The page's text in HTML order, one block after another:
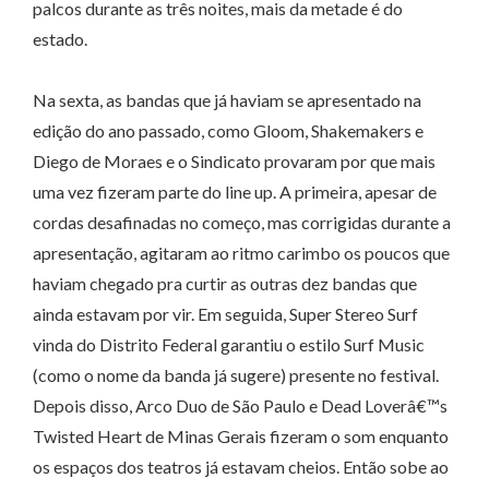
palcos durante as três noites, mais da metade é do
estado.
Na sexta, as bandas que já haviam se apresentado na
edição do ano passado, como Gloom, Shakemakers e
Diego de Moraes e o Sindicato provaram por que mais
uma vez fizeram parte do line up. A primeira, apesar de
cordas desafinadas no começo, mas corrigidas durante a
apresentação, agitaram ao ritmo carimbo os poucos que
haviam chegado pra curtir as outras dez bandas que
ainda estavam por vir. Em seguida, Super Stereo Surf
vinda do Distrito Federal garantiu o estilo Surf Music
(como o nome da banda já sugere) presente no festival.
Depois disso, Arco Duo de São Paulo e Dead Loverâ€™s
Twisted Heart de Minas Gerais fizeram o som enquanto
os espaços dos teatros já estavam cheios. Então sobe ao